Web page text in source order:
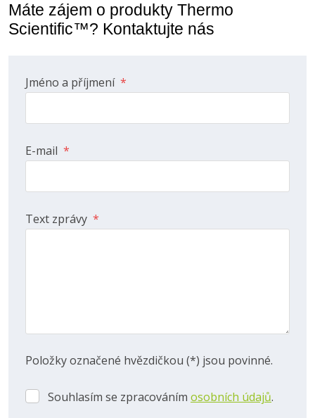
Máte zájem o produkty Thermo
Scientific™? Kontaktujte nás
Jméno a příjmení *
E-mail *
Text zprávy *
Položky označené hvězdičkou (*) jsou povinné.
Souhlasím
Souhlasím se zpracováním osobních údajů.